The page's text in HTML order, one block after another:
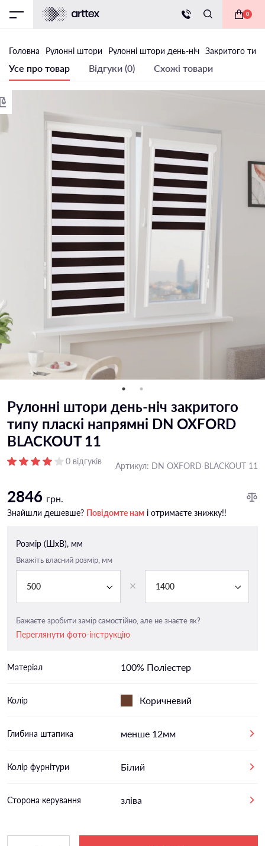
0
Головна Рулонні штори Рулонні штори день-ніч Закритого
Усе про товар Відгуки (0) Схожі товари
Рулонні штори день-ніч закритого
типу пласкi напрямнi DN OXFORD
BLACKOUT 11
0 відгуків Артикул: DN OXFORD BLACKOUT 11
2846 грн.
Знайшли дешевше? Повідомте нам і отримаєте знижку!!
Розмір (ШxВ), мм
Вкажіть власний розмір, мм
500 1400
Бажаєте зробити замір самостійно, але не знаєте як?
Переглянути фото-інструкцію
Матеріал 100% Поліестер
Колір Коричневий
Глибина штапика менше 12мм
Колір фурнітури Білий
Сторона керування зліва